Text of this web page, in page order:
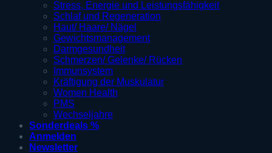
Stress, Energie und Leistungsfähigkeit
Schlaf und Regeneration
Haut/ Haare/ Nägel
Gewichtsmanagement
Darmgesundheit
Schmerzen/ Gelenke/ Rücken
Immunsystem
Kräftigung der Muskulatur
Women Health
PMS
Wechseljahre
Sonderdeals %
Anmelden
Newsletter